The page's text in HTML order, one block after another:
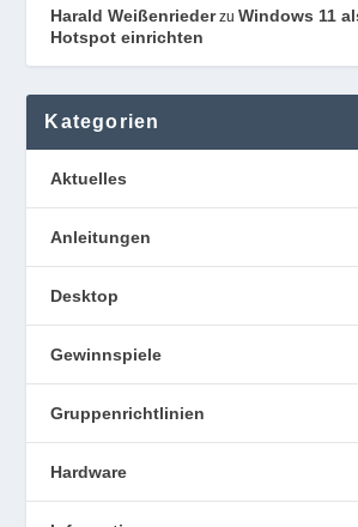
Harald WeißenriederzuWindows 11
Hotspot einrichten
Kategorien
Aktuelles
Anleitungen
Desktop
Gewinnspiele
Gruppenrichtlinien
Hardware